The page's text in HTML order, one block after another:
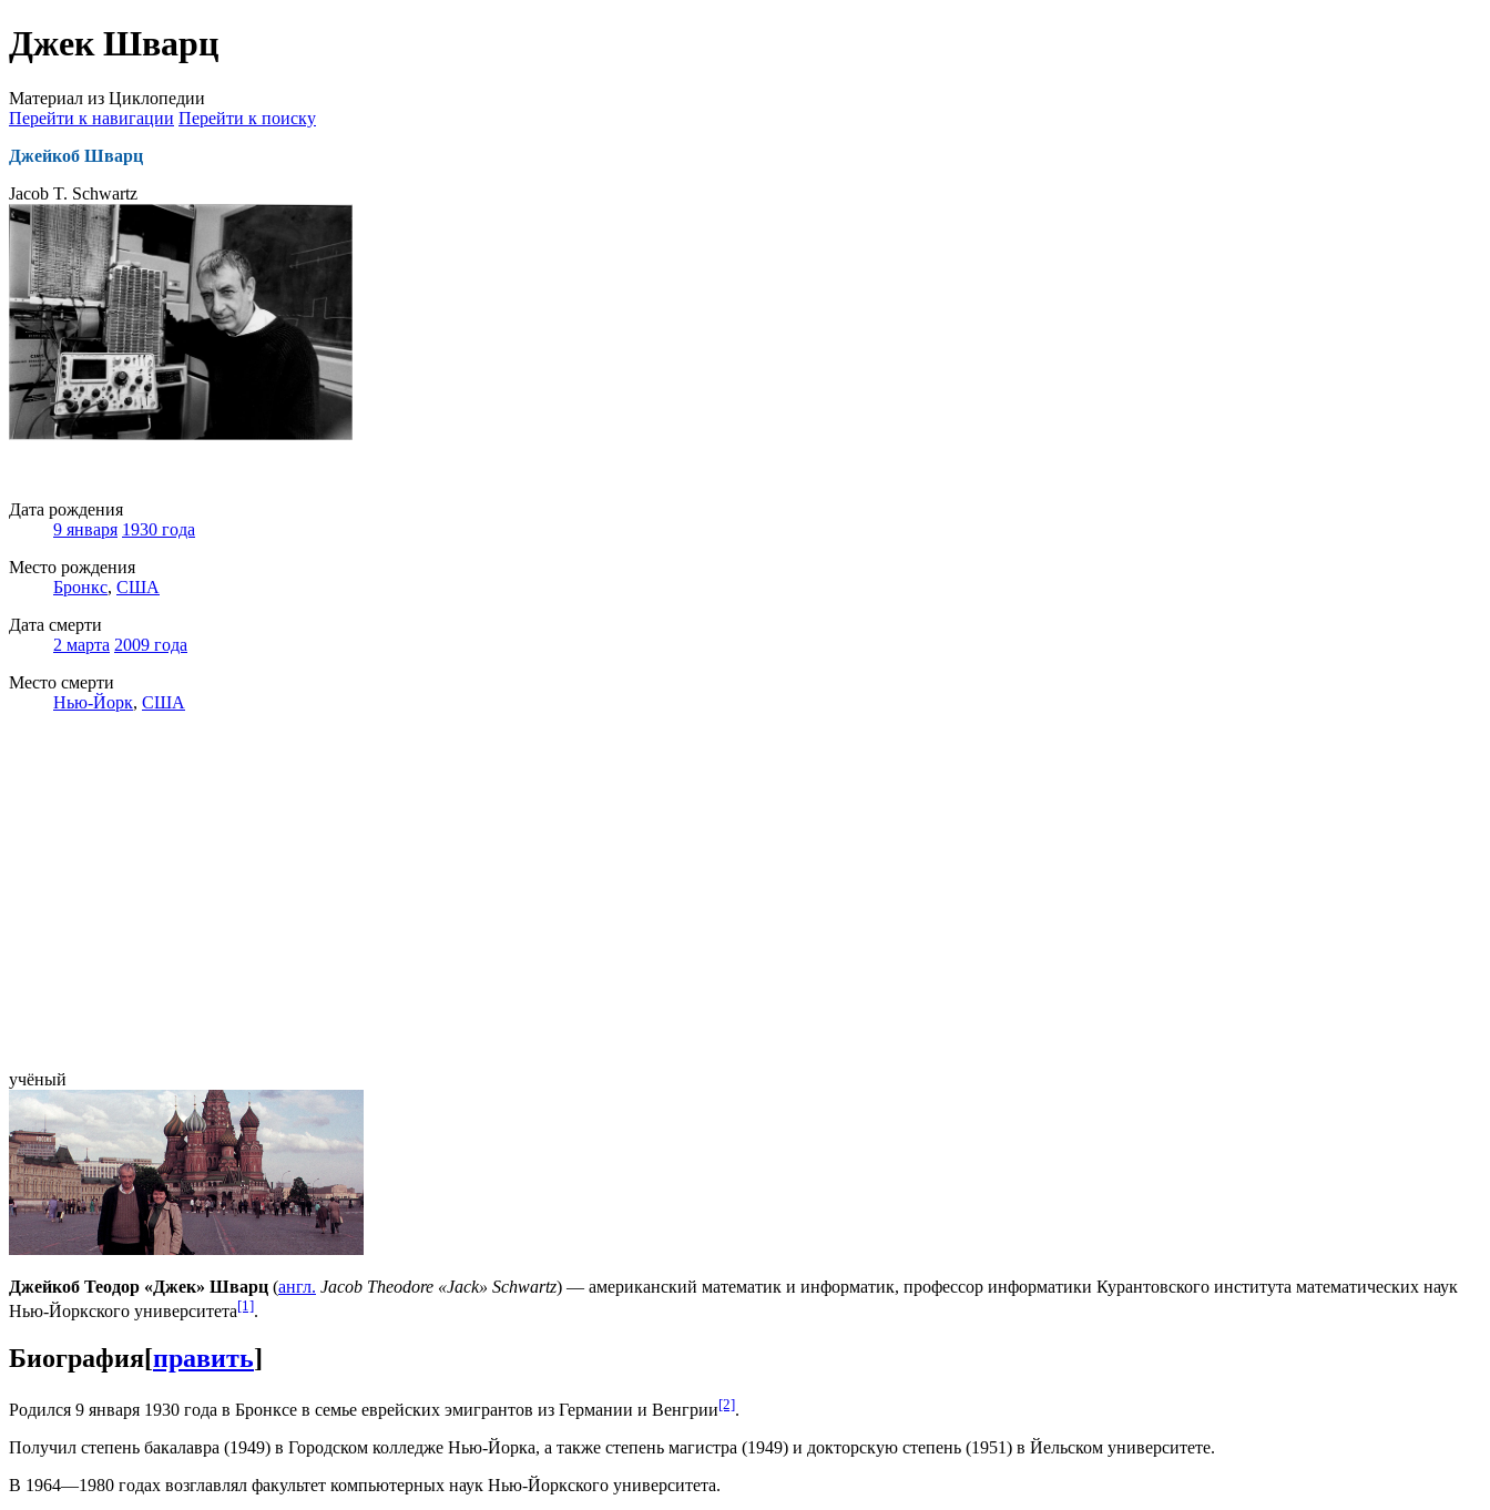
Джек Шварц
Материал из Циклопедии
Перейти к навигации Перейти к поиску
Джейкоб Шварц
Jacob T. Schwartz
Дата рождения
9 января 1930 года
Место рождения
Бронкс, США
Дата смерти
2 марта 2009 года
Место смерти
Нью-Йорк, США
учёный
Джейкоб Теодор «Джек» Шварц (англ. Jacob Theodore «Jack» Schwartz) — американский математик и информатик, профессор информатики Курантовского института математических наук
Нью-Йоркского университета[1].
Биография[править]
Родился 9 января 1930 года в Бронксе в семье еврейских эмигрантов из Германии и Венгрии[2].
Получил степень бакалавра (1949) в Городском колледже Нью-Йорка, а также степень магистра (1949) и докторскую степень (1951) в Йельском университете.
В 1964—1980 годах возглавлял факультет компьютерных наук Нью-Йоркского университета.